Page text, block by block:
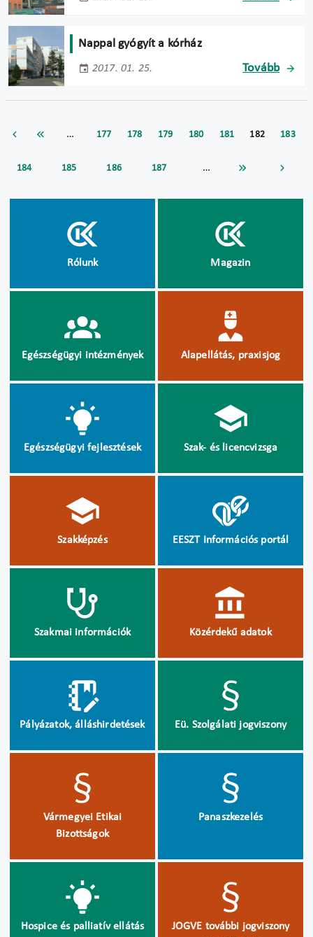
Nappal gyógyít a kórház
2017. 01. 25. Tovább
… 177 178 179 180 181 182 183
184 185 186 187 …
Rólunk Magazin
Egészségügyi intézmények Alapellátás, praxisjog
Egészségügyi fejlesztések Szak- és licencvizsga
Szakképzés EESZT Információs portál
Szakmai információk Közérdekű adatok
Pályázatok, álláshirdetések Eü. Szolgálati jogviszony
Vármegyei Etikai
Bizottságok
Panaszkezelés
Hospice és palliatív ellátás
JOGVE további jogviszony